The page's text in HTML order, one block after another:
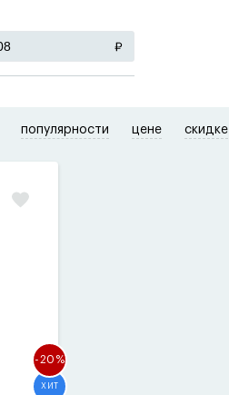
популярности цене скидке
-20%
ХИТ